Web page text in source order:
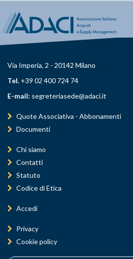
Via Imperia, 2 - 20142 Milano
Tel. +39 02 400 724 74
E-mail: segreteriasede@adaci.it
Quote Associativa - Abbonamenti
Documenti
Chi siamo
Contatti
Statuto
Codice di Etica
Accedi
Privacy
Cookie policy